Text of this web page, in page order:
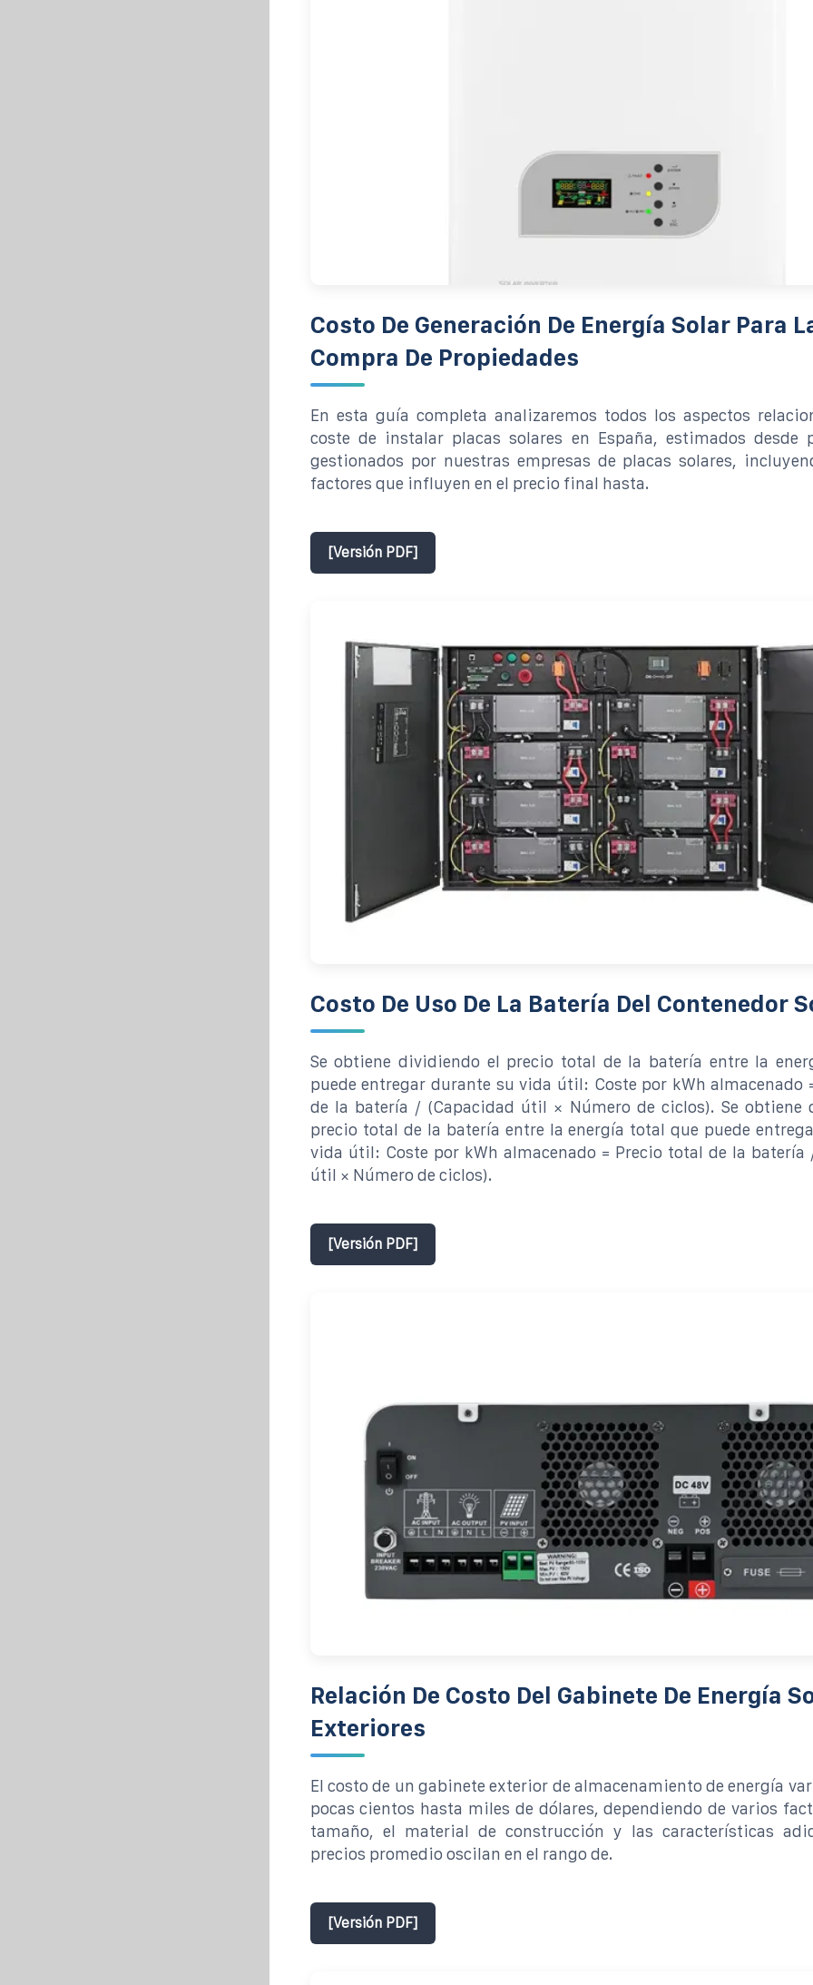
Costo De Generación De Energía Solar Para
Compra De Propiedades
En esta guía completa analizaremos todos los aspectos
coste de instalar placas solares en España, estimados desde
gestionados por nuestras empresas de placas solares,
factores que influyen en el precio final hasta.
[Versión PDF]
Costo De Uso De La Batería Del Contenedor
Se obtiene dividiendo el precio total de la batería entre la
puede entregar durante su vida útil: Coste por kWh almacenado
de la batería / (Capacidad útil × Número de ciclos). Se obtiene
precio total de la batería entre la energía total que puede
vida útil: Coste por kWh almacenado = Precio total de la batería
útil × Número de ciclos).
[Versión PDF]
Relación De Costo Del Gabinete De Energía
Exteriores
El costo de un gabinete exterior de almacenamiento de energía
pocas cientos hasta miles de dólares, dependiendo de varios
tamaño, el material de construcción y las características
precios promedio oscilan en el rango de.
[Versión PDF]